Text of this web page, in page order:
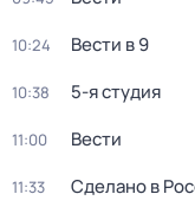
10:24 Вести в 9
10:38 5-я студия
11:00 Вести
11:33 Сделано в